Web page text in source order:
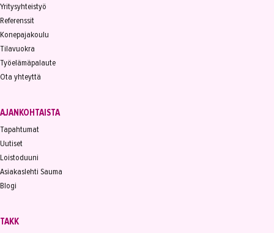
Yritysyhteistyö
Referenssit
Konepajakoulu
Tilavuokra
Työelämäpalaute
Ota yhteyttä
AJANKOHTAISTA
Tapahtumat
Uutiset
Loistoduuni
Asiakaslehti Sauma
Blogi
TAKK